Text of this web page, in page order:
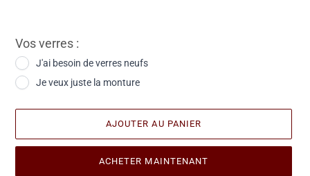
Vos verres :
J'ai besoin de verres neufs
Je veux juste la monture
AJOUTER AU PANIER
ACHETER MAINTENANT